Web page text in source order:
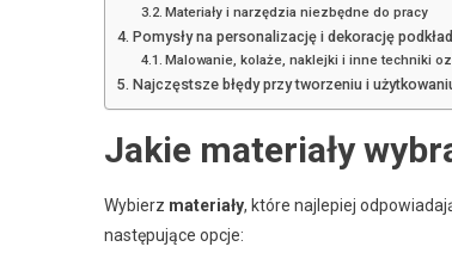
Materiały i narzędzia niezbędne do pracy
Pomysły na personalizację i dekorację
Malowanie, kolaże, naklejki i inne techniki
Najczęstsze błędy przy tworzeniu i
Jakie materiały
Wybierz materiały, które najlepiej
następujące opcje: